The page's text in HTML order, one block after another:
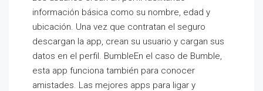
información básica como su nombre, edad y
ubicación. Una vez que contratan el seguro
descargan la app, crean su usuario y cargan sus
datos en el perfil. BumbleEn el caso de Bumble,
esta app funciona también para conocer
amistades. Las mejores apps para ligar y